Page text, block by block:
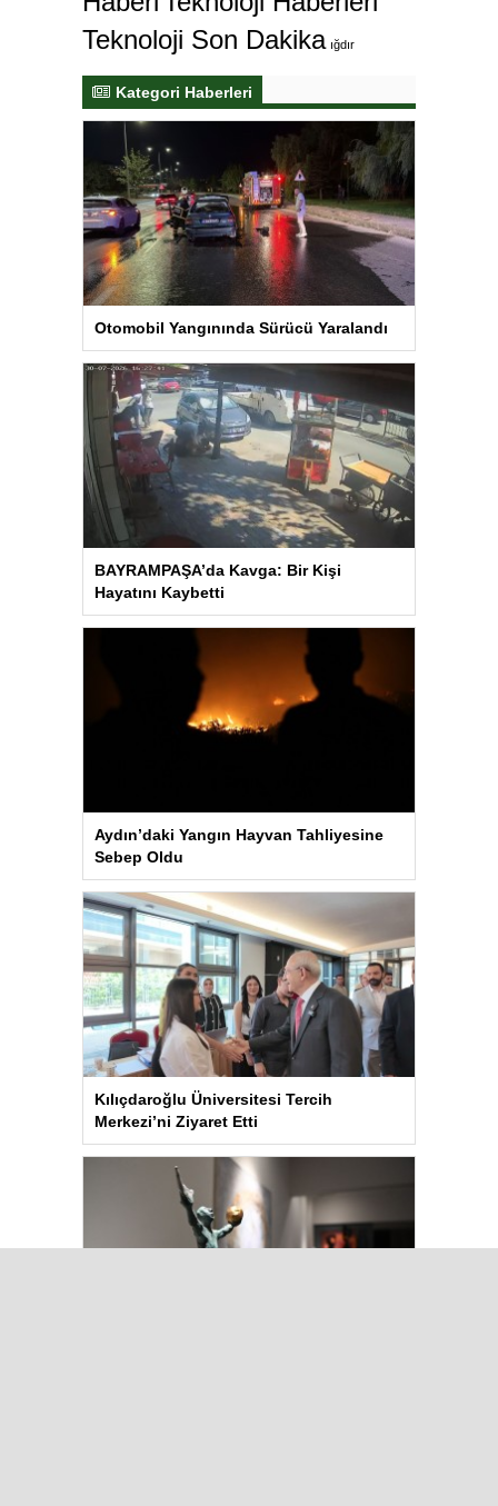
Teknoloji Son Dakika ığdır
Kategori Haberleri
Otomobil Yangınında Sürücü Yaralandı
BAYRAMPAŞA’da Kavga: Bir Kişi
Hayatını Kaybetti
Aydın’daki Yangın Hayvan Tahliyesine
Sebep Oldu
Kılıçdaroğlu Üniversitesi Tercih
Merkezi’ni Ziyaret Etti